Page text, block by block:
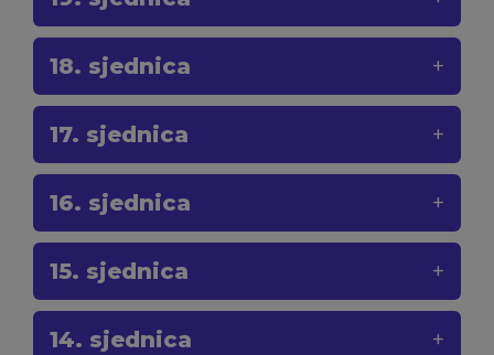
18. sjednica
17. sjednica
16. sjednica
15. sjednica
14. sjednica